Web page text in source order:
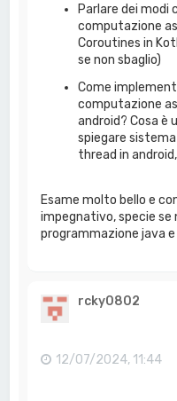
Parlare dei modi
computazione
Coroutines in
se non sbaglio)
Come
computazione
android? Cosa è
spiegare
thread in
Esame molto bello e
impegnativo, specie se
programmazione java e
rcky0802
12/07/2024, 11:44